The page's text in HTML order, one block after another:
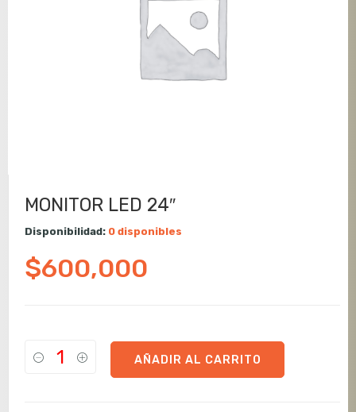
MONITOR LED 24″
Disponibilidad: 0 disponibles
$600,000
AÑADIR AL CARRITO